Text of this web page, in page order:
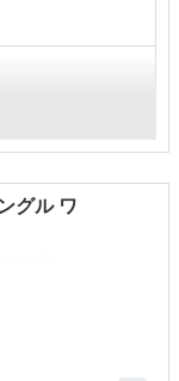
グル ワ